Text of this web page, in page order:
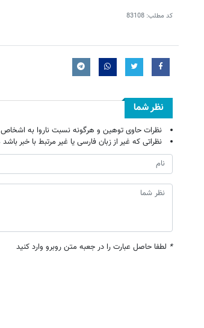
کد مطلب: 83108
نظر شما
نظرات حاوی توهین و هرگونه نسبت ناروا به
نظراتی که غیر از زبان فارسی یا غیر مرتبط با خبر
* لطفا حاصل عبارت را در جعبه متن روبرو وارد کنید